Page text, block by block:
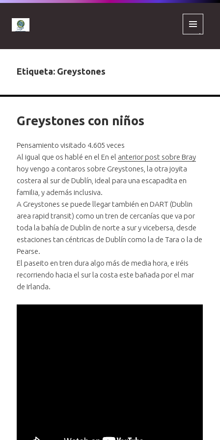
WIDGETS
Etiqueta: Greystones
Greystones con niños
Pensamiento visitado 4.605 veces
Al igual que os hablé en el En el anterior post sobre Bray
hoy vengo a contaros sobre Greystones, la otra joyita
costera al sur de Dublín, ideal para una escapadita en
familia, y además inclusiva.
A Greystones se puede llegar también en DART (Dublin
area rapid transit) como un tren de cercanías que va por
toda la bahía de Dublin de norte a sur y vicebersa, desde
estaciones tan céntricas de Dublín como la de Tara o la de
Pearse.
El paseito en tren dura algo más de media hora, e iréis
recorriendo hacia el sur la costa este bañada por el mar
de Irlanda.